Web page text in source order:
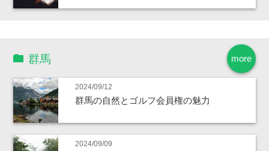
more
群馬
2024/09/12
群馬の自然とゴルフ会員権の魅力
2024/09/09